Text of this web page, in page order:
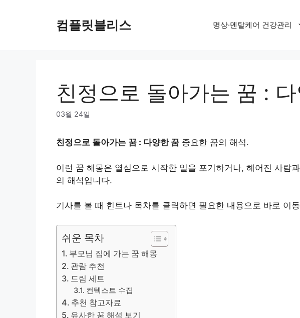
컴플릿블리스 명상·멘탈케어 건강관리
친정으로 돌아가는 꿈 :
03월 24일
친정으로 돌아가는 꿈 : 다양한 꿈 중요한 꿈의 해석.
이런 꿈 해몽은 열심으로 시작한 일을 포기하거나, 헤어진 사람
의 해석입니다.
기사를 볼 때 힌트나 목차를 클릭하면 필요한 내용으로 바로 이
쉬운 목차
부모님 집에 가는 꿈 해몽
관람 추천
드림 세트
컨텍스트 수집
추천 참고자료
유사한 꿈 해석 보기